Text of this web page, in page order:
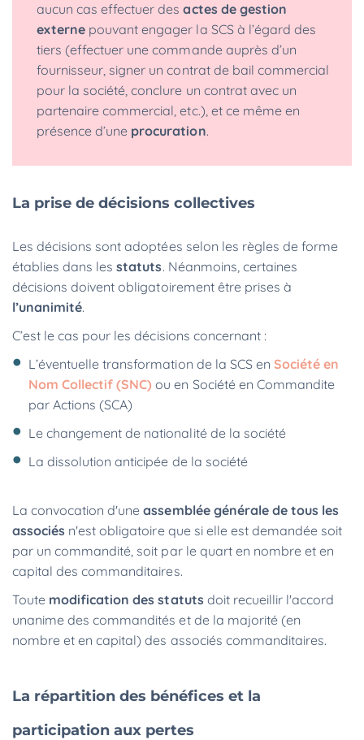
aucun cas effectuer des actes de gestion
externe pouvant engager la SCS à l’égard des
tiers (effectuer une commande auprès d’un
fournisseur, signer un contrat de bail commercial
pour la société, conclure un contrat avec un
partenaire commercial, etc.), et ce même en
présence d’une procuration.
La prise de décisions collectives
Les décisions sont adoptées selon les règles de forme
établies dans les statuts. Néanmoins, certaines
décisions doivent obligatoirement être prises à
l’unanimité.
C’est le cas pour les décisions concernant :
L’éventuelle transformation de la SCS en Société en
Nom Collectif (SNC) ou en Société en Commandite
par Actions (SCA)
Le changement de nationalité de la société
La dissolution anticipée de la société
La convocation d'uneassemblée générale de tous les
associés n'est obligatoire que si elle est demandée soit
par un commandité, soit par le quart en nombre et en
capital des commanditaires.
Toute modification des statuts doit recueillir l'accord
unanime des commandités et de la majorité (en
nombre et en capital) des associés commanditaires.
La répartition des bénéfices et la
participation aux pertes